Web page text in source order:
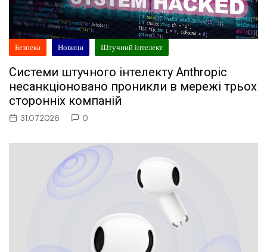
Безпека Новини Штучний інтелект
Системи штучного інтелекту Anthropic
несанкціоновано проникли в мережі трьох
сторонніх компаній
31.07.2026 0